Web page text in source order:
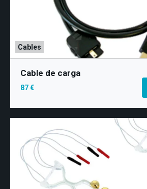
Cables
Cable de carga
87 €